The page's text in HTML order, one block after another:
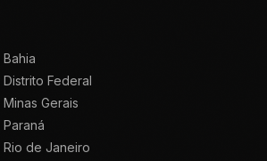
Bahia
Distrito Federal
Minas Gerais
Paraná
Rio de Janeiro